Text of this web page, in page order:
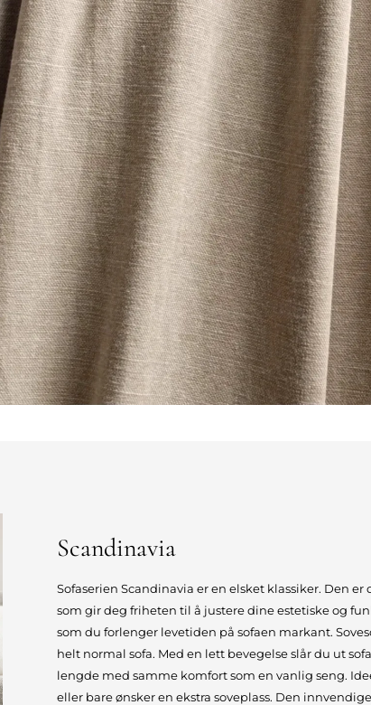
Scandinavia
Sofaserien Scandinavia er en elsket klassiker. Den
som gir deg friheten til å justere dine estetiske og
som du forlenger levetiden på sofaen markant.
helt normal sofa. Med en lett bevegelse slår du ut
lengde med samme komfort som en vanlig seng.
eller bare ønsker en ekstra soveplass. Den